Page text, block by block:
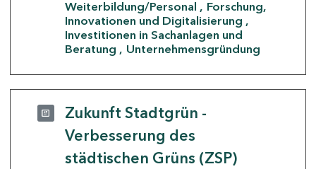
Weiterbildung/Personal
Forschung,
Innovationen und Digitalisierung
Investitionen in Sachanlagen und
Beratung
Unternehmensgründung
Zukunft Stadtgrün -
Verbesserung des
städtischen Grüns (ZSP)